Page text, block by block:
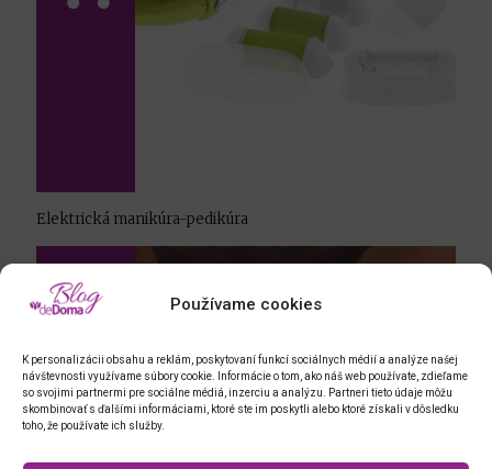
Používame cookies
K personalizácii obsahu a reklám, poskytovaní funkcí sociálnych médií a analýze našej
návštevnosti využívame súbory cookie. Informácie o tom, ako náš web používate, zdieľame
so svojimi partnermi pre sociálne médiá, inzerciu a analýzu. Partneri tieto údaje môžu
skombinovať s ďalšími informáciami, ktoré ste im poskytli alebo ktoré získali v dôsledku
toho, že používate ich služby.
Elektrická manikúra-pedikúra